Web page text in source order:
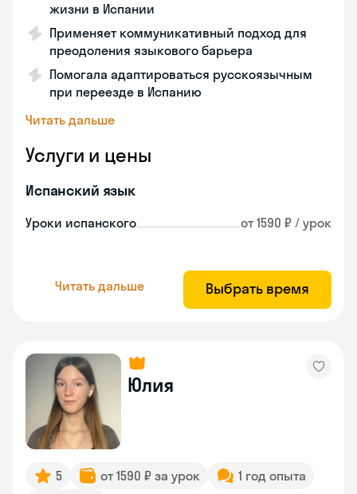
жизни в Испании
Применяет коммуникативный подход для
преодоления языкового барьера
Помогала адаптироваться русскоязычным
при переезде в Испанию
Читать дальше
Услуги и цены
Испанский язык
Уроки испанского от 1590 ₽ / урок
Читать дальше Выбрать время
Юлия
5 от 1590 ₽ за урок
1 год опыта